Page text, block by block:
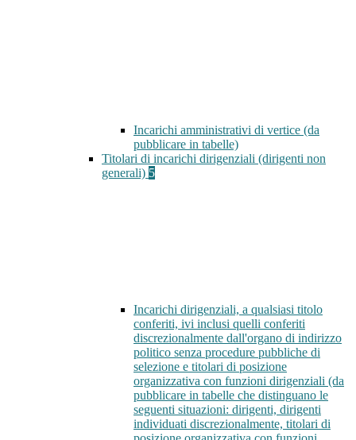
Incarichi amministrativi di vertice (da
pubblicare in tabelle)
Titolari di incarichi dirigenziali (dirigenti non
generali) 5
Incarichi dirigenziali, a qualsiasi titolo
conferiti, ivi inclusi quelli conferiti
discrezionalmente dall'organo di indirizzo
politico senza procedure pubbliche di
selezione e titolari di posizione
organizzativa con funzioni dirigenziali (da
pubblicare in tabelle che distinguano le
seguenti situazioni: dirigenti, dirigenti
individuati discrezionalmente, titolari di